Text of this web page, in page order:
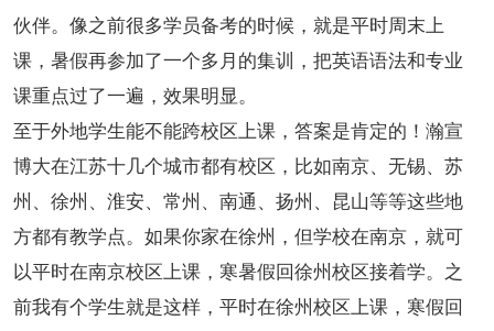
伙伴。像之前很多学员备考的时候，就是平时周末上
课，暑假再参加了一个多月的集训，把英语语法和专业
课重点过了一遍，效果明显。
至于外地学生能不能跨校区上课，答案是肯定的！瀚宣
博大在江苏十几个城市都有校区，比如南京、无锡、苏
州、徐州、淮安、常州、南通、扬州、昆山等等这些地
方都有教学点。如果你家在徐州，但学校在南京，就可
以平时在南京校区上课，寒暑假回徐州校区接着学。之
前我有个学生就是这样，平时在徐州校区上课，寒假回